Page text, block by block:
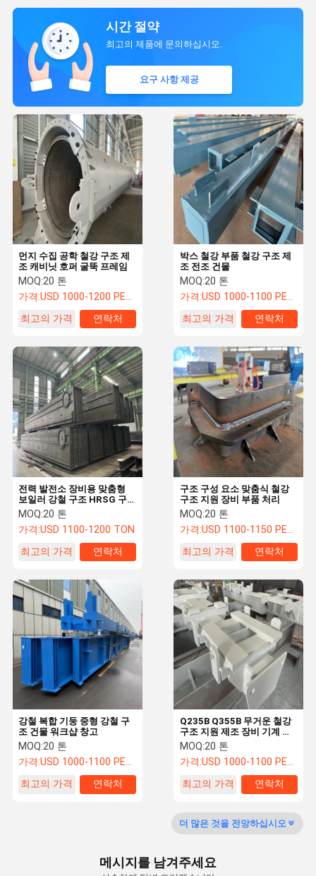
홈 회사 소개 공장 투어
품질 관리 뉴스 모든 케이스 견적 요청
시간 절약
최고의 제품에 문의하십시오.
요구 사항 제공
박스 철강 부품 철강 구조 제
조 전조 건물
MOQ:20 톤
가격:USD 1000-1100 PER TON
최고의 가격
연락처
먼지 수집 공학 철강 구조 제
조 캐비닛 호퍼 굴뚝 프레임
MOQ:20 톤
가격:USD 1000-1200 PER TON
최고의 가격
연락처
구조 구성 요소 맞춤식 철강
구조 지원 장비 부품 처리
MOQ:20 톤
가격:USD 1100-1150 PER TON
최고의 가격
연락처
전력 발전소 장비용 맞춤형
보일러 강철 구조 HRSG 구
조
MOQ:20 톤
가격:USD 1100-1200 TON
최고의 가격
연락처
Q235B Q355B 무거운 철강
구조 지원 제조 장비 기계 구
조
MOQ:20 톤
가격:USD 1000-1100 PER TON
최고의 가격
연락처
강철 복합 기둥 중형 강철 구
조 건물 워크샵 창고
MOQ:20 톤
가격:USD 1000-1100 PER TON
최고의 가격
연락처
더 많은 것을 전망하십시오
메시지를 남겨주세요